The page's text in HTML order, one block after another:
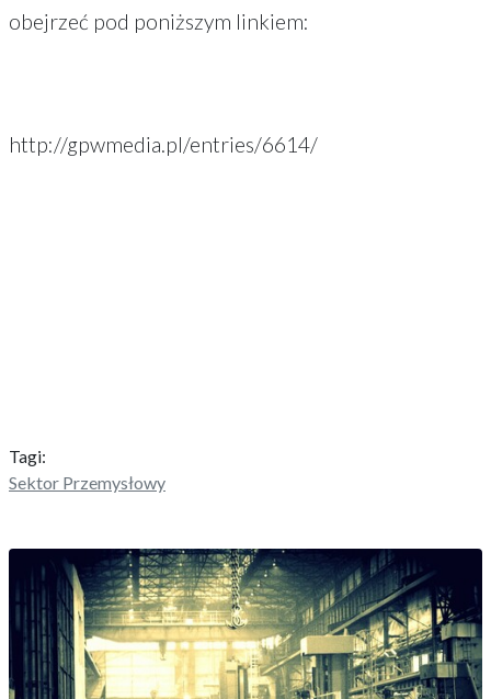
obejrzeć pod poniższym linkiem:
http://gpwmedia.pl/entries/6614/
Tagi:
Sektor Przemysłowy